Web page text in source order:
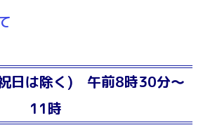
日は除く) 午前8時30分～
11時